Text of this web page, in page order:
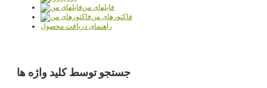
فایلهای من
فاکتورهای من
راهنمای دریافت محصول
جستجو توسط کلید واژه ها